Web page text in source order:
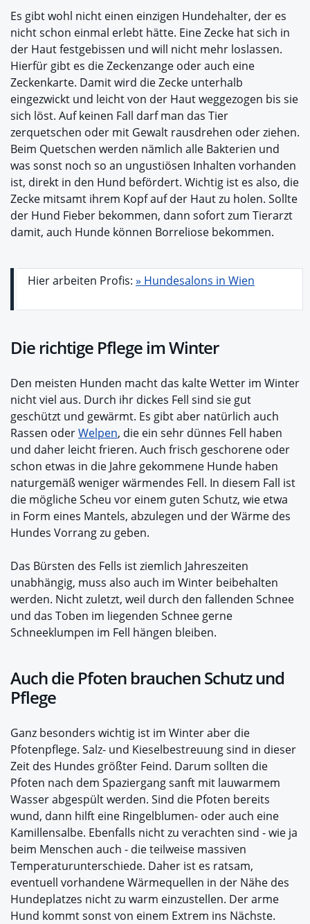
Es gibt wohl nicht einen einzigen Hundehalter, der es
nicht schon einmal erlebt hätte. Eine Zecke hat sich in
der Haut festgebissen und will nicht mehr loslassen.
Hierfür gibt es die Zeckenzange oder auch eine
Zeckenkarte. Damit wird die Zecke unterhalb
eingezwickt und leicht von der Haut weggezogen bis sie
sich löst. Auf keinen Fall darf man das Tier
zerquetschen oder mit Gewalt rausdrehen oder ziehen.
Beim Quetschen werden nämlich alle Bakterien und
was sonst noch so an ungustiösen Inhalten vorhanden
ist, direkt in den Hund befördert. Wichtig ist es also, die
Zecke mitsamt ihrem Kopf auf der Haut zu holen. Sollte
der Hund Fieber bekommen, dann sofort zum Tierarzt
damit, auch Hunde können Borreliose bekommen.
Hier arbeiten Profis: » Hundesalons in Wien
Die richtige Pflege im Winter
Den meisten Hunden macht das kalte Wetter im Winter
nicht viel aus. Durch ihr dickes Fell sind sie gut
geschützt und gewärmt. Es gibt aber natürlich auch
Rassen oderWelpen, die ein sehr dünnes Fell haben
und daher leicht frieren. Auch frisch geschorene oder
schon etwas in die Jahre gekommene Hunde haben
naturgemäß weniger wärmendes Fell. In diesem Fall ist
die mögliche Scheu vor einem guten Schutz, wie etwa
in Form eines Mantels, abzulegen und der Wärme des
Hundes Vorrang zu geben.
Das Bürsten des Fells ist ziemlich Jahreszeiten
unabhängig, muss also auch im Winter beibehalten
werden. Nicht zuletzt, weil durch den fallenden Schnee
und das Toben im liegenden Schnee gerne
Schneeklumpen im Fell hängen bleiben.
Auch die Pfoten brauchen Schutz und
Pflege
Ganz besonders wichtig ist im Winter aber die
Pfotenpflege. Salz- und Kieselbestreuung sind in dieser
Zeit des Hundes größter Feind. Darum sollten die
Pfoten nach dem Spaziergang sanft mit lauwarmem
Wasser abgespült werden. Sind die Pfoten bereits
wund, dann hilft eine Ringelblumen- oder auch eine
Kamillensalbe. Ebenfalls nicht zu verachten sind - wie ja
beim Menschen auch - die teilweise massiven
Temperaturunterschiede. Daher ist es ratsam,
eventuell vorhandene Wärmequellen in der Nähe des
Hundeplatzes nicht zu warm einzustellen. Der arme
Hund kommt sonst von einem Extrem ins Nächste.